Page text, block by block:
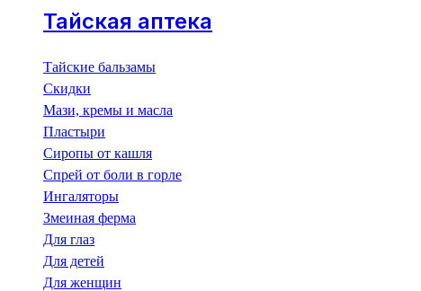
Тайская аптека
Тайские бальзамы
Скидки
Мази, кремы и масла
Пластыри
Сиропы от кашля
Спрей от боли в горле
Ингаляторы
Змеиная ферма
Для глаз
Для детей
Для женщин